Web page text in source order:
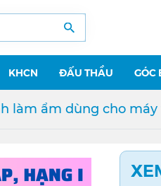
KHCN ĐẤU THẦU GÓC
làm ẩm dùng cho máy